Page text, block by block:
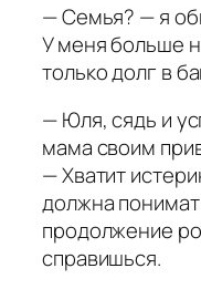
— Семья? — я
У меня больше
только долг в
— Юля, сядь и
мама своим
— Хватит
должна
продолжение
справишься.